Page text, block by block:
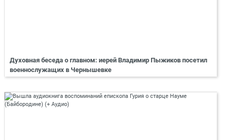
Духовная беседа о главном: иерей Владимир Пыжиков посетил
военнослужащих в Чернышевке